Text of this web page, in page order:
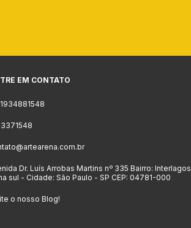
EM CONTATO
Dr. Luís Arrobas Martins nº 335 Bairro: Interlagos
sul - Cidade: São Paulo - SP CEP: 04781-000
o nosso Blog!